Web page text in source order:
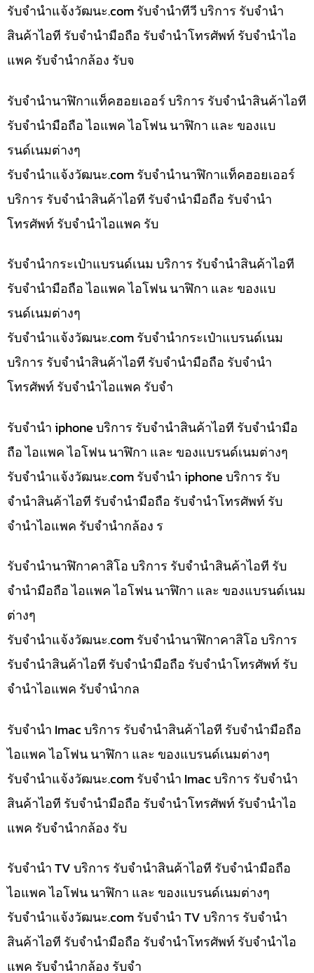
รับจํานําแจ้งวัฒนะ.com รับจำนำทีวี บริการ รับจำนำ
สินค้าไอที รับจำนำมือถือ รับจำนำโทรศัพท์ รับจำนำไอ
แพค รับจำนำกล้อง รับจ
รับจำนำนาฬิกาแท็คฮอยเออร์ บริการ รับจำนำสินค้าไอที
รับจำนำมือถือ ไอแพค ไอโฟน นาฬิกา และ ของแบ
รนด์เนมต่างๆ
รับจํานําแจ้งวัฒนะ.com รับจำนำนาฬิกาแท็คฮอยเออร์
บริการ รับจำนำสินค้าไอที รับจำนำมือถือ รับจำนำ
โทรศัพท์ รับจำนำไอแพค รับ
รับจำนำกระเป๋าแบรนด์เนม บริการ รับจำนำสินค้าไอที
รับจำนำมือถือ ไอแพค ไอโฟน นาฬิกา และ ของแบ
รนด์เนมต่างๆ
รับจํานําแจ้งวัฒนะ.com รับจำนำกระเป๋าแบรนด์เนม
บริการ รับจำนำสินค้าไอที รับจำนำมือถือ รับจำนำ
โทรศัพท์ รับจำนำไอแพค รับจำ
รับจำนำ iphone บริการ รับจำนำสินค้าไอที รับจำนำมือ
ถือ ไอแพค ไอโฟน นาฬิกา และ ของแบรนด์เนมต่างๆ
รับจํานําแจ้งวัฒนะ.com รับจำนำ iphone บริการ รับ
จำนำสินค้าไอที รับจำนำมือถือ รับจำนำโทรศัพท์ รับ
จำนำไอแพค รับจำนำกล้อง ร
รับจำนำนาฬิกาคาสิโอ บริการ รับจำนำสินค้าไอที รับ
จำนำมือถือ ไอแพค ไอโฟน นาฬิกา และ ของแบรนด์เนม
ต่างๆ
รับจํานําแจ้งวัฒนะ.com รับจำนำนาฬิกาคาสิโอ บริการ
รับจำนำสินค้าไอที รับจำนำมือถือ รับจำนำโทรศัพท์ รับ
จำนำไอแพค รับจำนำกล
รับจำนำ Imac บริการ รับจำนำสินค้าไอที รับจำนำมือถือ
ไอแพค ไอโฟน นาฬิกา และ ของแบรนด์เนมต่างๆ
รับจํานําแจ้งวัฒนะ.com รับจำนำ Imac บริการ รับจำนำ
สินค้าไอที รับจำนำมือถือ รับจำนำโทรศัพท์ รับจำนำไอ
แพค รับจำนำกล้อง รับ
รับจำนำ TV บริการ รับจำนำสินค้าไอที รับจำนำมือถือ
ไอแพค ไอโฟน นาฬิกา และ ของแบรนด์เนมต่างๆ
รับจํานําแจ้งวัฒนะ.com รับจำนำ TV บริการ รับจำนำ
สินค้าไอที รับจำนำมือถือ รับจำนำโทรศัพท์ รับจำนำไอ
แพค รับจำนำกล้อง รับจำ